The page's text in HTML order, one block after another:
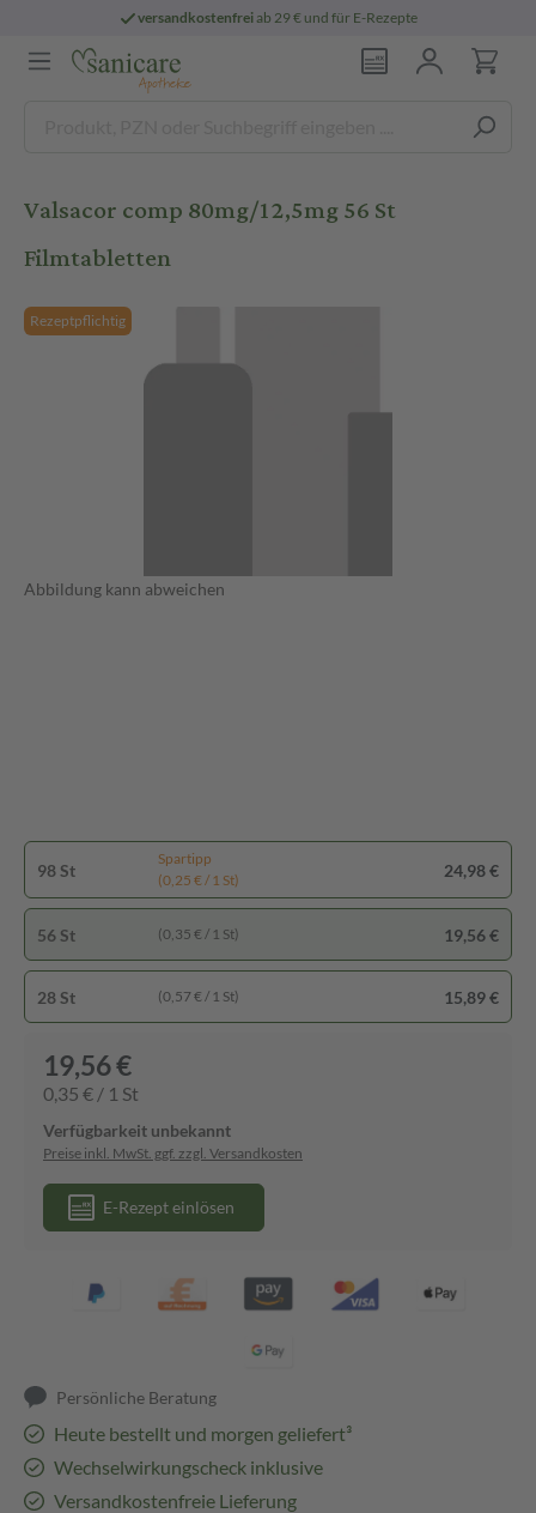
versandkostenfreiab 29 € und für E-Rezepte
Valsacor comp 80mg/12,5mg 56 St
Filmtabletten
Rezeptpflichtig
Abbildung kann abweichen
98 St
Spartipp
(0,25 € / 1 St)
24,98 €
56 St (0,35 € / 1 St) 19,56 €
28 St (0,57 € / 1 St) 15,89 €
19,56 €
0,35 € / 1 St
Verfügbarkeit unbekannt
Preise inkl. MwSt. ggf. zzgl. Versandkosten
E-Rezept einlösen
Persönliche Beratung
Heute bestellt und morgen geliefert³
Wechselwirkungscheck inklusive
Versandkostenfreie Lieferung